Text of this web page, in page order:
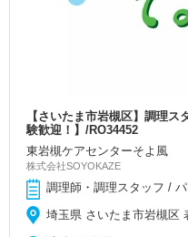
【さいたま市岩槻区】調理
験歓迎！】/RO34452
東岩槻ケアセンターそよ風
株式会社SOYOKAZE
調理師・調理スタッフ /
埼玉県 さいたま市岩槻区